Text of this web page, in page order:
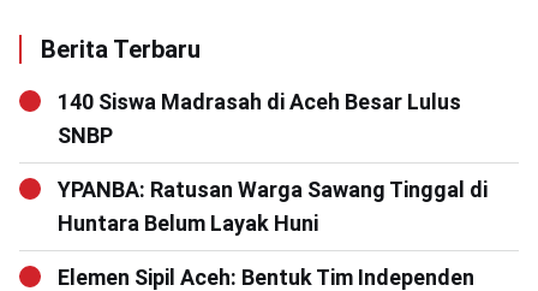
Berita Terbaru
140 Siswa Madrasah di Aceh Besar Lulus
SNBP
YPANBA: Ratusan Warga Sawang Tinggal di
Huntara Belum Layak Huni
Elemen Sipil Aceh: Bentuk Tim Independen